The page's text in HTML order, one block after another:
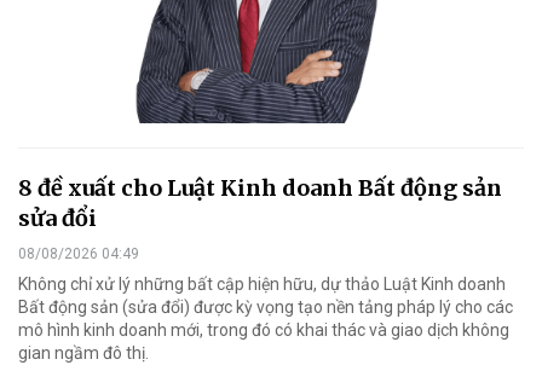
8 đề xuất cho Luật Kinh doanh Bất động sản
sửa đổi
08/08/2026 04:49
Không chỉ xử lý những bất cập hiện hữu, dự thảo Luật Kinh doanh
Bất động sản (sửa đổi) được kỳ vọng tạo nền tảng pháp lý cho các
mô hình kinh doanh mới, trong đó có khai thác và giao dịch không
gian ngầm đô thị.